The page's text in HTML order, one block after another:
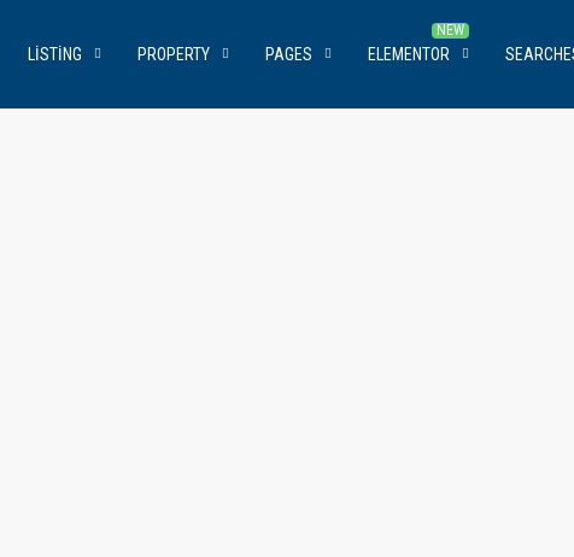
LISTING PROPERTY PAGES ELEMENTOR